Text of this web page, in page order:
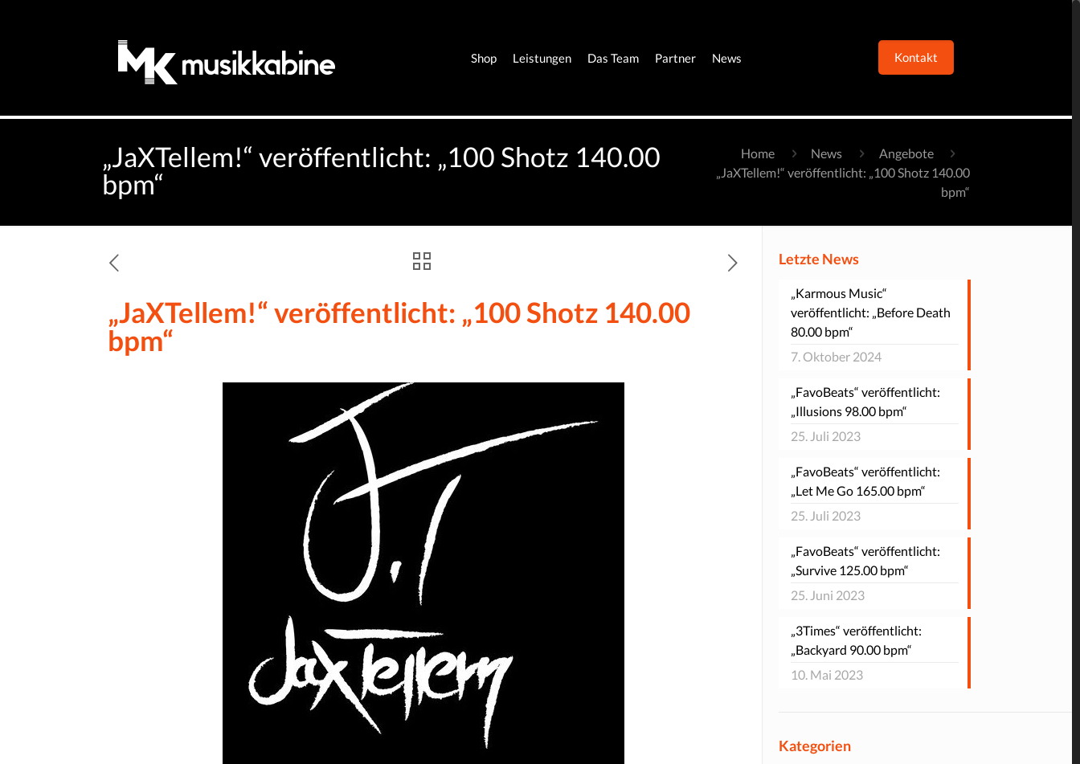
Shop Leistungen Das Team Partner News Kontakt
„JaXTellem!“ veröffentlicht: „100 Shotz 140.00
bpm“
Home News
Angebote
„JaXTellem!“ veröffentlicht: „100 Shotz 140.00
bpm“
„JaXTellem!“ veröffentlicht: „100 Shotz 140.00
bpm“
Letzte News
„Karmous Music“
veröffentlicht: „Before Death
80.00 bpm“
7. Oktober 2024
„FavoBeats“ veröffentlicht:
„Illusions 98.00 bpm“
25. Juli 2023
„FavoBeats“ veröffentlicht:
„Let Me Go 165.00 bpm“
25. Juli 2023
„FavoBeats“ veröffentlicht:
„Survive 125.00 bpm“
25. Juni 2023
„3Times“ veröffentlicht:
„Backyard 90.00 bpm“
10. Mai 2023
Kategorien